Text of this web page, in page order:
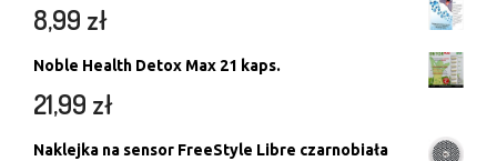
8,99 zł
Noble Health Detox Max 21 kaps.
21,99 zł
Naklejka na sensor FreeStyle Libre czarnobiała